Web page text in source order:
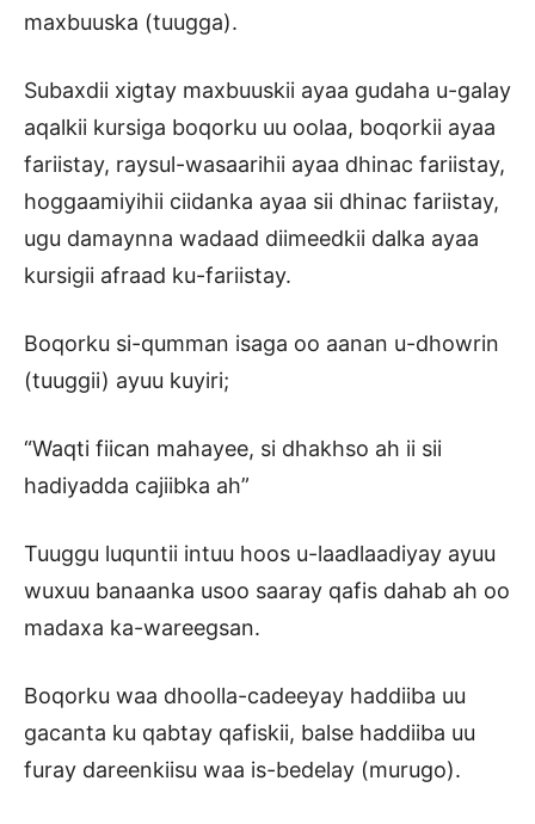
maxbuuska (tuugga).
Subaxdii xigtay maxbuuskii ayaa gudaha u-galay
aqalkii kursiga boqorku uu oolaa, boqorkii ayaa
fariistay, raysul-wasaarihii ayaa dhinac fariistay,
hoggaamiyihii ciidanka ayaa sii dhinac fariistay,
ugu damaynna wadaad diimeedkii dalka ayaa
kursigii afraad ku-fariistay.
Boqorku si-qumman isaga oo aanan u-dhowrin
(tuuggii) ayuu kuyiri;
“Waqti fiican mahayee, si dhakhso ah ii sii
hadiyadda cajiibka ah”
Tuuggu luquntii intuu hoos u-laadlaadiyay ayuu
wuxuu banaanka usoo saaray qafis dahab ah oo
madaxa ka-wareegsan.
Boqorku waa dhoolla-cadeeyay haddiiba uu
gacanta ku qabtay qafiskii, balse haddiiba uu
furay dareenkiisu waa is-bedelay (murugo).